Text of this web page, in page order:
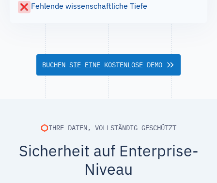
Fehlende wissenschaftliche Tiefe
BUCHEN SIE EINE KOSTENLOSE DEMO
IHRE DATEN, VOLLSTÄNDIG GESCHÜTZT
Sicherheit auf Enterprise-
Niveau